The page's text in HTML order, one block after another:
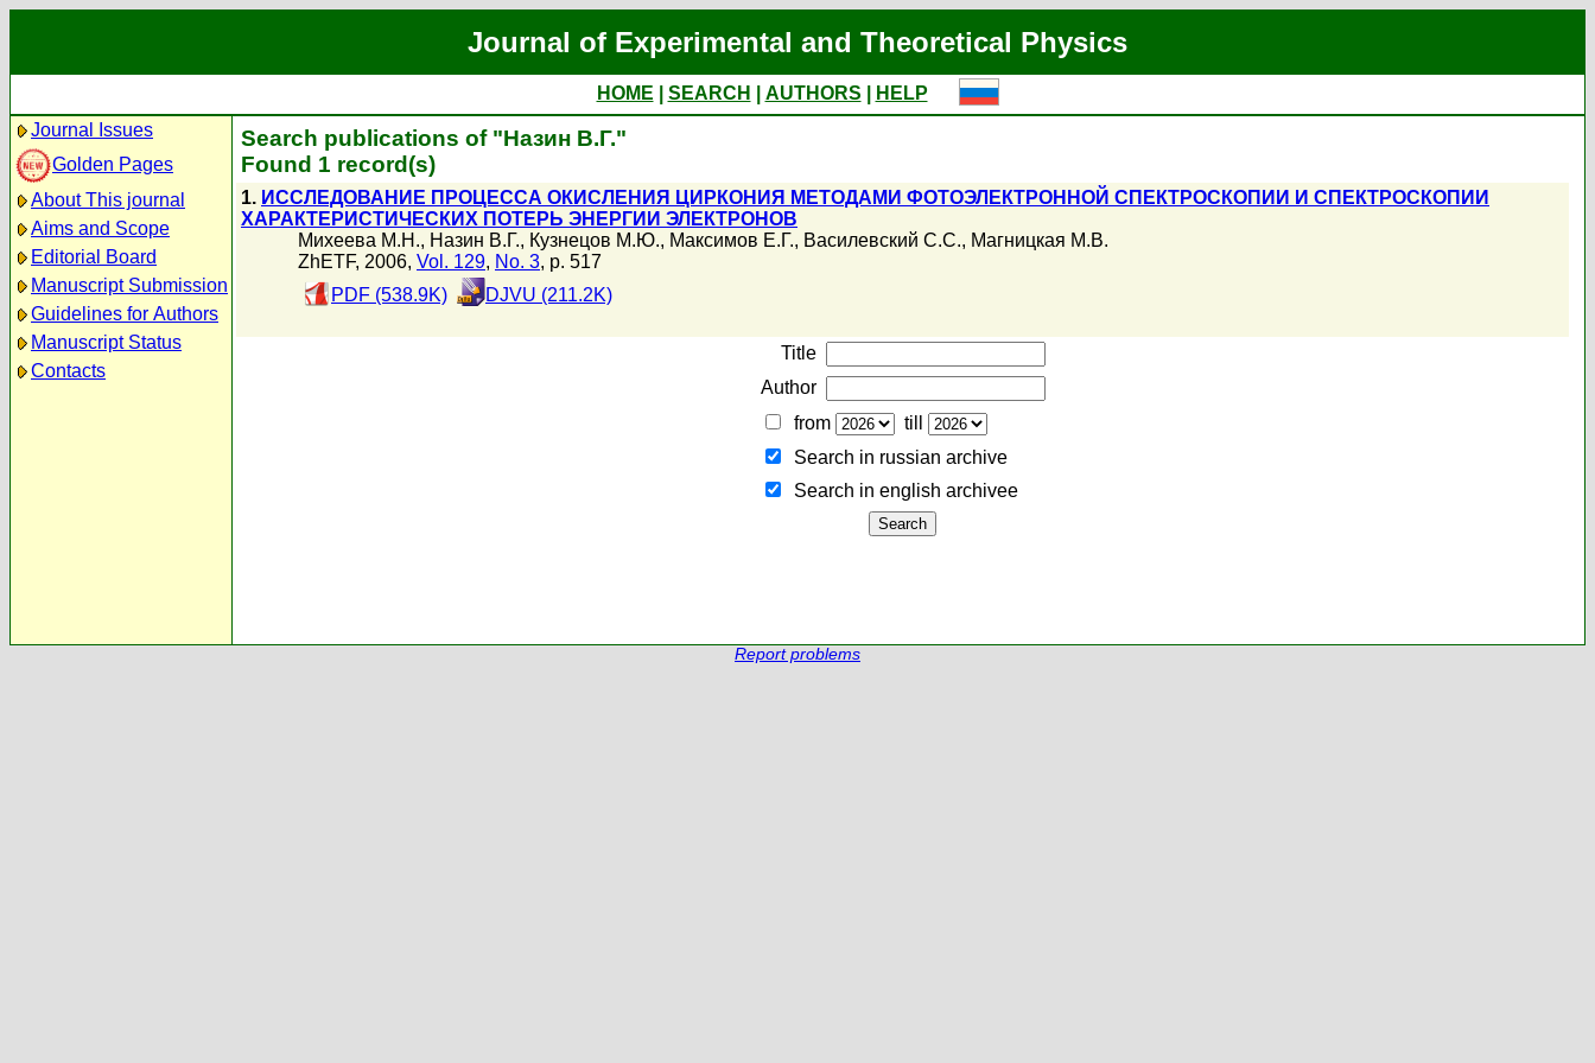
Journal of Experimental and Theoretical Physics
HOME SEARCH AUTHORS
HELP
Journal Issues
Golden Pages
About This journal
Aims and Scope
Editorial Board
Manuscript Submission
Guidelines for Authors
Manuscript Status
Contacts
Search publications of "Назин В.Г."
Found 1 record(s)
1. ИССЛЕДОВАНИЕ ПРОЦЕССА ОКИСЛЕНИЯ ЦИРКОНИЯ МЕТОДАМИ ФОТОЭЛЕКТРОННОЙ СПЕКТРОСКОПИИ И СПЕКТРОСКОПИИ
ХАРАКТЕРИСТИЧЕСКИХ ПОТЕРЬ ЭНЕРГИИ ЭЛЕКТРОНОВ
Михеева М.Н., Назин В.Г., Кузнецов М.Ю., Максимов Е.Г., Василевский С.С., Магницкая М.В.
ZhETF, 2006, Vol. 129, No. 3, p. 517
PDF (538.9K)
DJVU (211.2K)
Title
Author
from
till
Search in russian archive
Search in english archiveе
Report problems